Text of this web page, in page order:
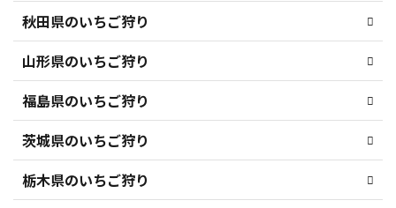
秋田県のいちご狩り
山形県のいちご狩り
福島県のいちご狩り
茨城県のいちご狩り
栃木県のいちご狩り